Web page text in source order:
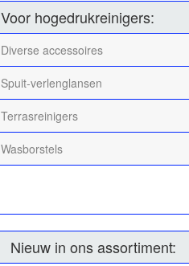
Voor hogedrukreinigers:
Diverse accessoires
Spuit-verlenglansen
Terrasreinigers
Wasborstels
Nieuw in ons assortiment: